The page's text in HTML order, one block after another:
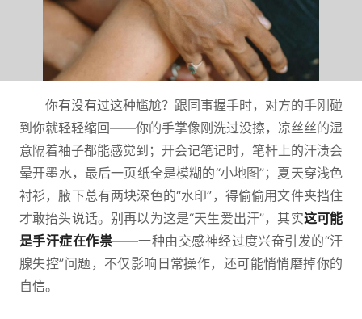
你有没有过这种尴尬？跟同事握手时，对方的手刚碰
到你就轻轻缩回——你的手掌像刚洗过没擦，凉丝丝的湿
意隔着袖子都能感觉到；开会记笔记时，笔杆上的汗渍会
晕开墨水，最后一页纸全是模糊的“小地图”；夏天穿浅色
衬衫，腋下总有两块深色的“水印”，得偷偷用文件夹挡住
才敢抬头说话。别再以为这是“天生爱出汗”，其实这可能
是手汗症在作祟——一种由交感神经过度兴奋引发的“汗
腺失控”问题，不仅影响日常操作，还可能悄悄磨掉你的
自信。